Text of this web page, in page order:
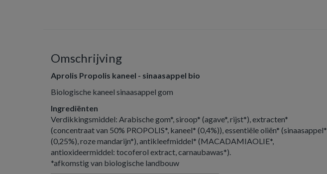
Omschrijving
Aprolis Propolis kaneel - sinaasappel bio
Biologische kaneel sinaasappel gom
Ingrediënten
Verdikkingsmiddel: Arabische gom*, siroop* (agave*, rijst*), extracten*
(concentraat van 50% PROPOLIS*, kaneel* (0,4%)), essentiële oliën* (sinaasappel*
(0,25%), roze mandarijn*), antikleefmiddel* (MACADAMIAOLIE*,
antioxideermiddel: tocoferol extract, carnaubawas*).
*afkomstig van biologische landbouw